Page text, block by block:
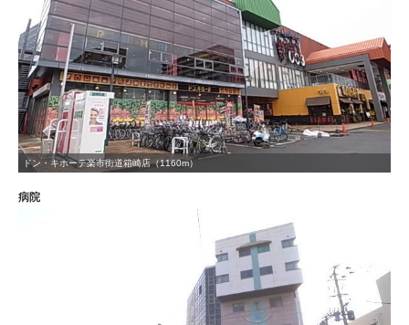
ドン・キホーテ楽市街道箱崎店（1160m）
病院